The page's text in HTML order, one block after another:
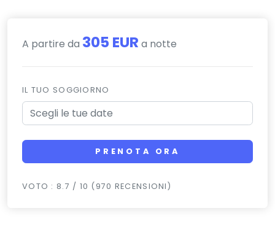
A partire da 305 EUR a notte
IL TUO SOGGIORNO
PRENOTA ORA
VOTO : 8.7 / 10 (970 RECENSIONI)